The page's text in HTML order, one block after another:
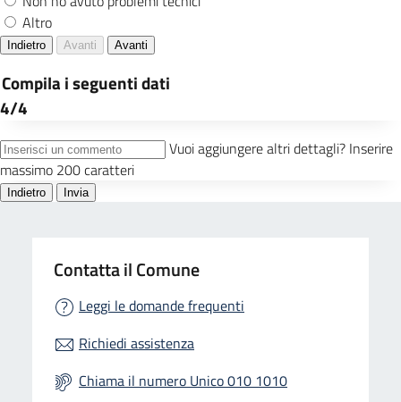
Contatta il Comune
Leggi le domande frequenti
Richiedi assistenza
Chiama il numero Unico 010 1010